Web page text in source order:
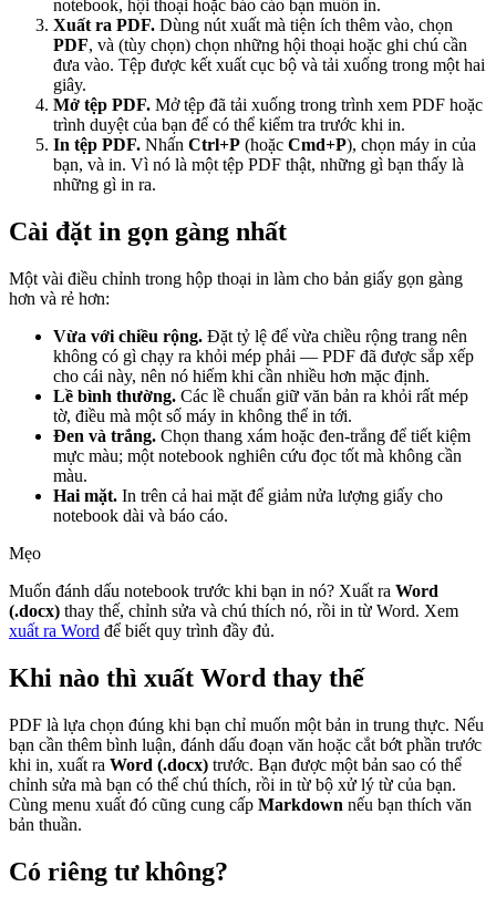
notebook, hội thoại hoặc báo cáo bạn muốn in.
Xuất ra PDF. Dùng nút xuất mà tiện ích thêm vào, chọn
PDF, và (tùy chọn) chọn những hội thoại hoặc ghi chú cần
đưa vào. Tệp được kết xuất cục bộ và tải xuống trong một hai
giây.
Mở tệp PDF. Mở tệp đã tải xuống trong trình xem PDF hoặc
trình duyệt của bạn để có thể kiểm tra trước khi in.
In tệp PDF. Nhấn Ctrl+P (hoặc Cmd+P), chọn máy in của
bạn, và in. Vì nó là một tệp PDF thật, những gì bạn thấy là
những gì in ra.
Cài đặt in gọn gàng nhất
Một vài điều chỉnh trong hộp thoại in làm cho bản giấy gọn gàng
hơn và rẻ hơn:
Vừa với chiều rộng. Đặt tỷ lệ để vừa chiều rộng trang nên
không có gì chạy ra khỏi mép phải — PDF đã được sắp xếp
cho cái này, nên nó hiếm khi cần nhiều hơn mặc định.
Lề bình thường. Các lề chuẩn giữ văn bản ra khỏi rất mép
tờ, điều mà một số máy in không thể in tới.
Đen và trắng. Chọn thang xám hoặc đen-trắng để tiết kiệm
mực màu; một notebook nghiên cứu đọc tốt mà không cần
màu.
Hai mặt. In trên cả hai mặt để giảm nửa lượng giấy cho
notebook dài và báo cáo.
Mẹo
Muốn đánh dấu notebook trước khi bạn in nó? Xuất ra Word
(.docx) thay thế, chỉnh sửa và chú thích nó, rồi in từ Word. Xem
xuất ra Word để biết quy trình đầy đủ.
Khi nào thì xuất Word thay thế
PDF là lựa chọn đúng khi bạn chỉ muốn một bản in trung thực. Nếu
bạn cần thêm bình luận, đánh dấu đoạn văn hoặc cắt bớt phần trước
khi in, xuất ra Word (.docx) trước. Bạn được một bản sao có thể
chỉnh sửa mà bạn có thể chú thích, rồi in từ bộ xử lý từ của bạn.
Cùng menu xuất đó cũng cung cấp Markdown nếu bạn thích văn
bản thuần.
Có riêng tư không?